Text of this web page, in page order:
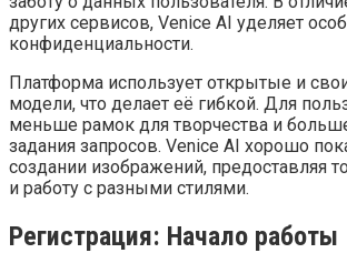
других сервисов, Venice AI уделяет
конфиденциальности.
Платформа использует открытые и
модели, что делает её гибкой. Для
меньше рамок для творчества и
задания запросов. Venice AI хорошо
создании изображений, предоставляя
и работу с разными стилями.
Регистрация: Начало работы